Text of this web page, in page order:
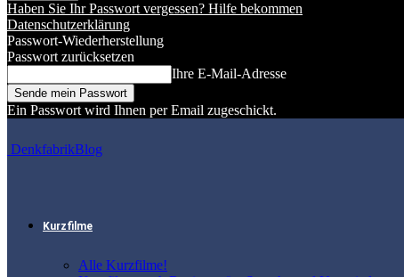
Haben Sie Ihr Passwort vergessen? Hilfe bekommen
Datenschutzerklärung
Passwort-Wiederherstellung
Passwort zurücksetzen
Ihre E-Mail-Adresse
Ein Passwort wird Ihnen per Email zugeschickt.
DenkfabrikBlog
Kurzfilme
Alle Kurzfilme!